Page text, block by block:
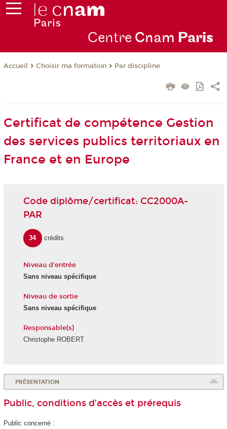
Centre Cnam Paris
Accueil Choisir ma formation Par discipline
Certificat de compétence Gestion
des services publics territoriaux en
France et en Europe
Code diplôme/certificat: CC2000A-
PAR
34 crédits
Niveau d'entrée
Sans niveau spécifique
Niveau de sortie
Sans niveau spécifique
Responsable(s)
Christophe ROBERT
PRÉSENTATION
Public, conditions d’accès et prérequis
Public concerné :